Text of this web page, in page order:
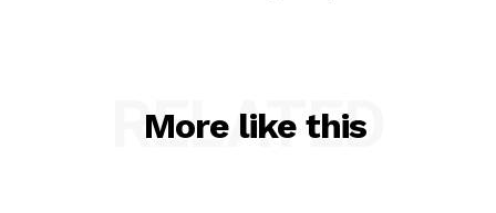
More like this
RELATED